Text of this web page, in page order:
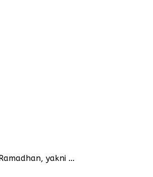
yakni ...